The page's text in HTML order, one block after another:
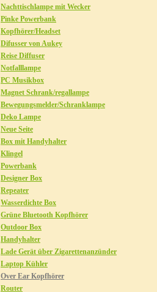
Nachttischlampe mit Wecker
Pinke Powerbank
Kopfhörer/Headset
Difusser von Aukey
Reise Diffuser
Notfalllampe
PC Musikbox
Magnet Schrank/regallampe
Bewegungsmelder/Schranklampe
Deko Lampe
Neue Seite
Box mit Handyhalter
Klingel
Powerbank
Designer Box
Repeater
Wasserdichte Box
Grüne Bluetooth Kopfhörer
Outdoor Box
Handyhalter
Lade Gerät über Zigarettenanzünder
Laptop Kühler
Over Ear Kopfhörer
Router